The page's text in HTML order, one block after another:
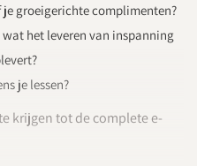
groeigerichte complimenten?
het leveren van inspanning
je lessen?
krijgen tot de complete e-